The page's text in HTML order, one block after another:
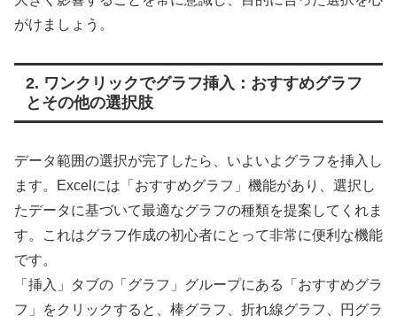
がけましょう。
2. ワンクリックでグラフ挿入：おすすめグラフ
とその他の選択肢
データ範囲の選択が完了したら、いよいよグラフを挿入し
ます。Excelには「おすすめグラフ」機能があり、選択し
たデータに基づいて最適なグラフの種類を提案してくれま
す。これはグラフ作成の初心者にとって非常に便利な機能
です。
「挿入」タブの「グラフ」グループにある「おすすめグラ
フ」をクリックすると、棒グラフ、折れ線グラフ、円グラ